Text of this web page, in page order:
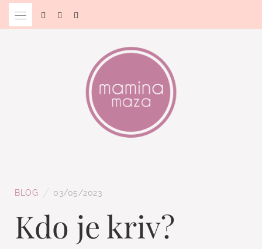
Skip
BLOG 03/05/2023
Kdo je kriv?